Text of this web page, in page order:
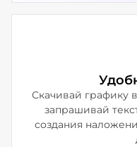
Скачивай графику
запрашивай
создания